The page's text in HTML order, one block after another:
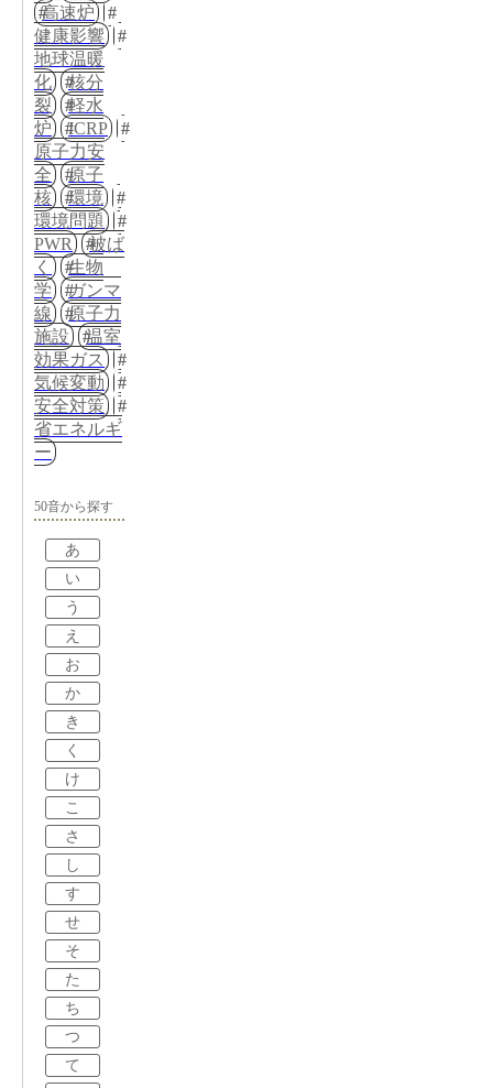
高速炉
健康影響
地球温暖
化
核分
裂
軽水
炉
ICRP
原子力安
全
原子
核
環境
環境問題
PWR
被ば
く
生物
学
ガンマ
線
原子力
施設
温室
効果ガス
気候変動
安全対策
省エネルギ
ー
50音から探す
あ
い
う
え
お
か
き
く
け
こ
さ
し
す
せ
そ
た
ち
つ
て